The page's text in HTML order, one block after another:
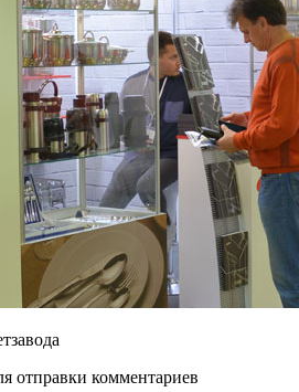
отправки комментариев